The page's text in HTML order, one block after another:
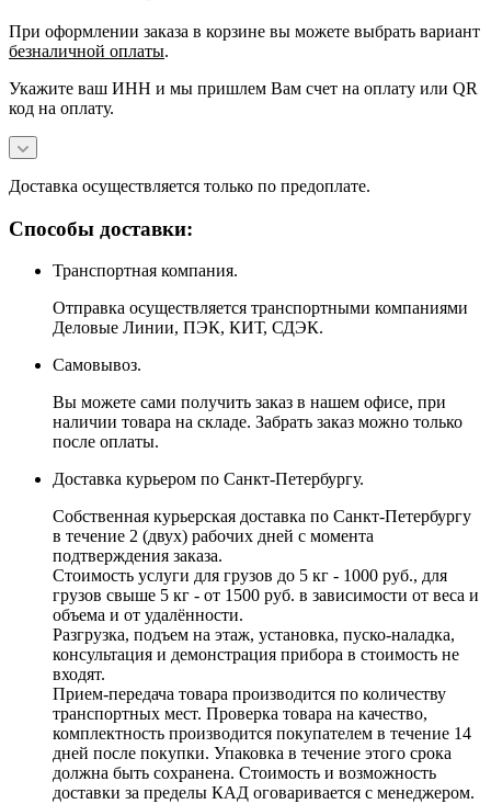
При оформлении заказа в корзине вы можете выбрать вариант
безналичной оплаты.
Укажите ваш ИНН и мы пришлем Вам счет на оплату или QR
код на оплату.
Доставка осуществляется только по предоплате.
Способы доставки:
Транспортная компания.
Отправка осуществляется транспортными компаниями
Деловые Линии, ПЭК, КИТ, СДЭК.
Самовывоз.
Вы можете сами получить заказ в нашем офисе, при
наличии товара на складе. Забрать заказ можно только
после оплаты.
Доставка курьером по Санкт-Петербургу.
Собственная курьерская доставка по Санкт-Петербургу
в течение 2 (двух) рабочих дней с момента
подтверждения заказа.
Стоимость услуги для грузов до 5 кг - 1000 руб., для
грузов свыше 5 кг - от 1500 руб. в зависимости от веса и
объема и от удалённости.
Разгрузка, подъем на этаж, установка, пуско-наладка,
консультация и демонстрация прибора в стоимость не
входят.
Прием-передача товара производится по количеству
транспортных мест. Проверка товара на качество,
комплектность производится покупателем в течение 14
дней после покупки. Упаковка в течение этого срока
должна быть сохранена. Стоимость и возможность
доставки за пределы КАД оговаривается с менеджером.